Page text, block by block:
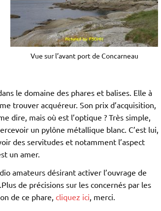
Vue sur l’avant port de Concarneau
le domaine des phares et balises. Elle à
trouver acquéreur. Son prix d’acquisition,
dire, mais où est l’optique ? Très simple,
un pylône métallique blanc. C’est lui,
des servitudes et notamment l’aspect
un amer.
amateurs désirant activer l’ouvrage de
de précisions sur les concernés par les
de ce phare, cliquez ici, merci.